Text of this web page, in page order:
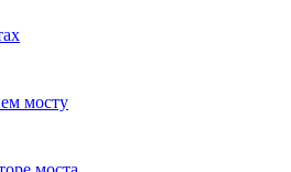
мосту